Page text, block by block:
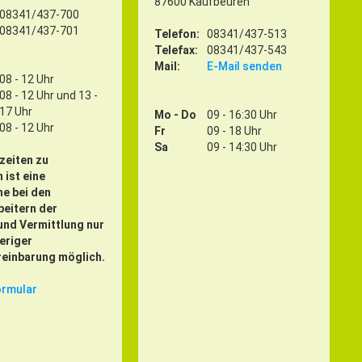
08341/437-700
08341/437-701
08 - 12 Uhr
08 - 12 Uhr und 13 -
17 Uhr
08 - 12 Uhr
zu
ist eine
bei den
der
Vermittlung nur
möglich.
Telefon:
08341/437-513
Telefax:
08341/437-543
Mail:
E-Mail senden
Mo - Do
09 - 16:30 Uhr
Fr
09 - 18 Uhr
Sa
09 - 14:30 Uhr